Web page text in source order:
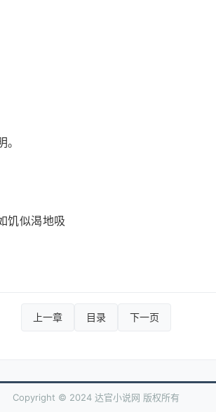
饥似渴地吸
上一章 目录 下一页
Copyright © 2024 达官小说网 版权所有